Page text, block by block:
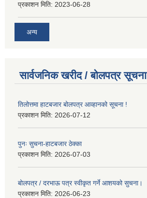
प्रकाशन मिति: 2023-06-28
अन्य
सार्वजनिक खरीद / बोलपत्र सूचना
तिलोत्तमा हाटबजार बोलपत्र आव्हानको सूचना !
प्रकाशन मिति: 2026-07-12
पुनः सुचना-हाटबजार ठेक्का
प्रकाशन मिति: 2026-07-03
बोलपत्र / दरभाऊ पत्र स्वीकृत गर्ने आशयको सुचना।
प्रकाशन मिति: 2026-06-23